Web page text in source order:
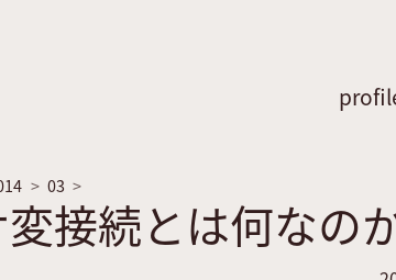
03
接続とは何なのか